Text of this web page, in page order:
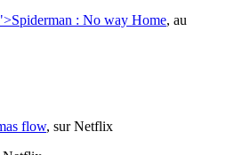
Spiderman : No way Home, au
flow, sur Netflix